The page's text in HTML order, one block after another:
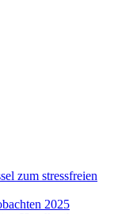
zum stressfreien
2025